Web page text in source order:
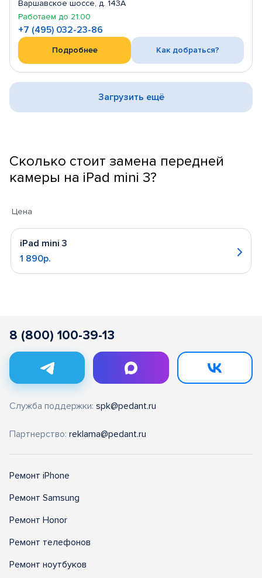
Варшавское шоссе, д. 143А
Работаем до 21:00
+7 (495) 032-23-86
Подробнее Как добраться?
Загрузить ещё
Сколько стоит замена передней
камеры на iPad mini 3?
Цена
iPad mini 3
1 890р.
8 (800) 100-39-13
Служба поддержки: spk@pedant.ru
Партнерство: reklama@pedant.ru
Ремонт iPhone
Ремонт Samsung
Ремонт Honor
Ремонт телефонов
Ремонт ноутбуков